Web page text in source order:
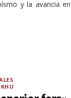
y la avaricia en